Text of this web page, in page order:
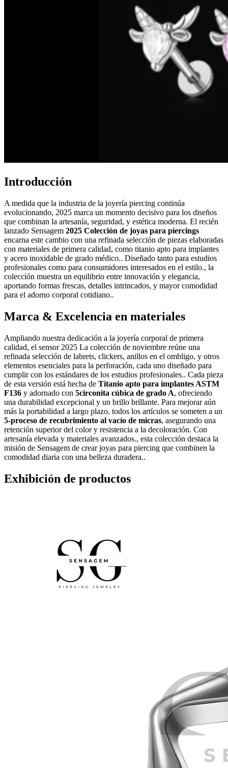
Introducción
A medida que la industria de la joyería piercing continúa
evolucionando, 2025 marca un momento decisivo para los diseños
que combinan la artesanía, seguridad, y estética moderna. El recién
lanzado Sensagem 2025 Colección de joyas para piercings
encarna este cambio con una refinada selección de piezas elaboradas
con materiales de primera calidad, como titanio apto para implantes
y acero inoxidable de grado médico.. Diseñado tanto para estudios
profesionales como para consumidores interesados ​​en el estilo., la
colección muestra un equilibrio entre innovación y elegancia,
aportando formas frescas, detalles intrincados, y mayor comodidad
para el adorno corporal cotidiano..
Marca & Excelencia en materiales
Ampliando nuestra dedicación a la joyería corporal de primera
calidad, el sensor 2025 La colección de noviembre reúne una
refinada selección de labrets, clickers, anillos en el ombligo, y otros
elementos esenciales para la perforación, cada uno diseñado para
cumplir con los estándares de los estudios profesionales.. Cada pieza
de esta versión está hecha de Titanio apto para implantes ASTM
F136 y adornado con 5circonita cúbica de grado A, ofreciendo
una durabilidad excepcional y un brillo brillante. Para mejorar aún
más la portabilidad a largo plazo, todos los artículos se someten a un
5-proceso de recubrimiento al vacío de micras, asegurando una
retención superior del color y resistencia a la decoloración. Con
artesanía elevada y materiales avanzados., esta colección destaca la
misión de Sensagem de crear joyas para piercing que combinen la
comodidad diaria con una belleza duradera..
Exhibición de productos